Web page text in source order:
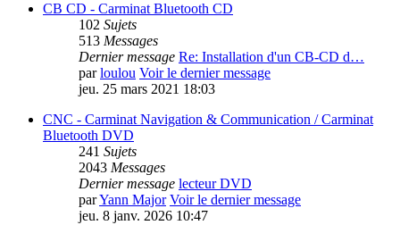
CB CD - Carminat Bluetooth CD
102 Sujets
513 Messages
Dernier message Re: Installation d'un CB-CD d…
parloulou Voir le dernier message
jeu. 25 mars 2021 18:03
CNC - Carminat Navigation & Communication / Carminat
Bluetooth DVD
241 Sujets
2043 Messages
Dernier message lecteur DVD
parYann Major Voir le dernier message
jeu. 8 janv. 2026 10:47